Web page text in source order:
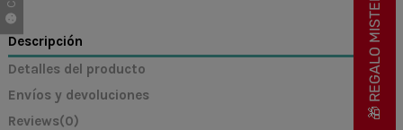
Descripción
Detalles del producto
Envíos y devoluciones
Reviews(0)
🎁 REGALO MISTERIOSO